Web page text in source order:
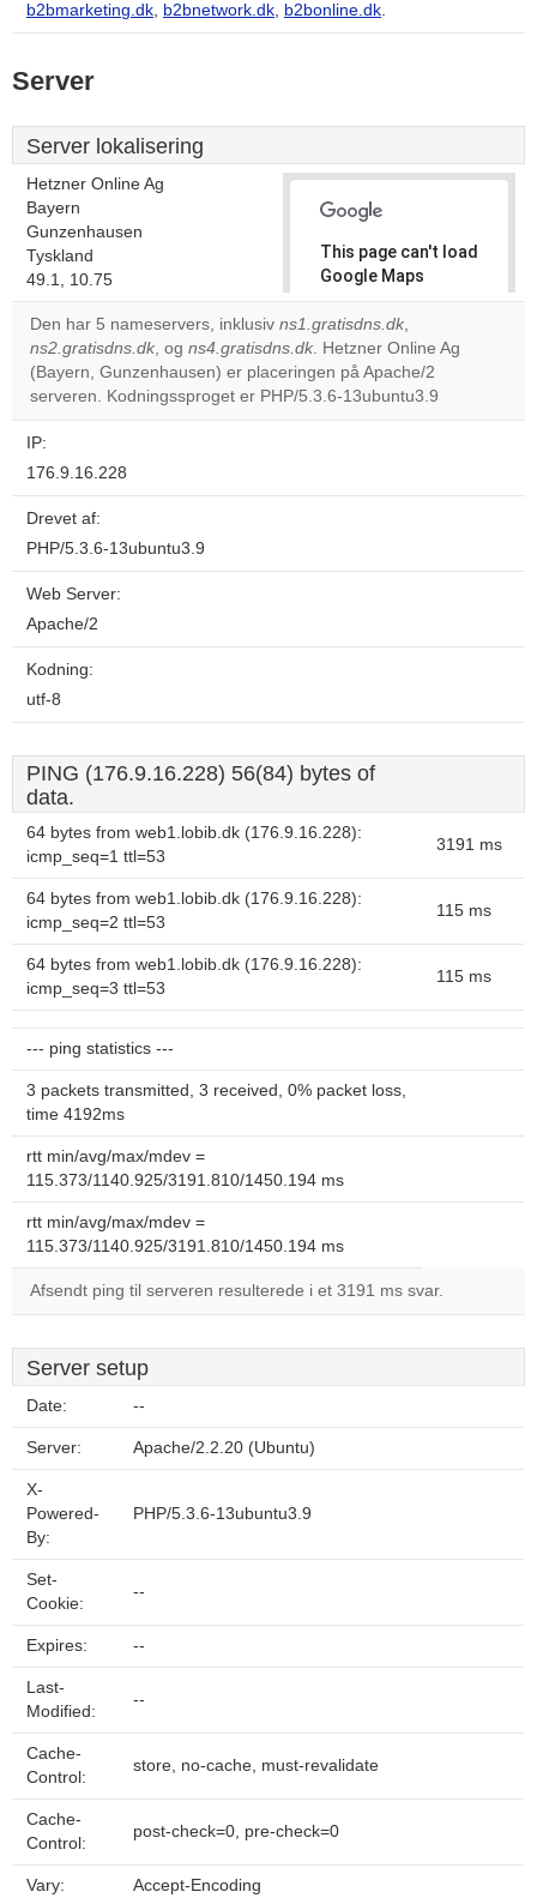
b2bmarketing.dk, b2bnetwork.dk, b2bonline.dk.
Server
Server lokalisering
Hetzner Online Ag
Bayern
Gunzenhausen
Tyskland
49.1, 10.75
This page can't load
Google Maps
correctly.
Do you
own this
website?
Den har 5 nameservers, inklusiv ns1.gratisdns.dk,
ns2.gratisdns.dk, og ns4.gratisdns.dk. Hetzner Online Ag
(Bayern, Gunzenhausen) er placeringen på Apache/2
serveren. Kodningssproget er PHP/5.3.6-13ubuntu3.9
IP:
176.9.16.228
Drevet af:
PHP/5.3.6-13ubuntu3.9
Web Server:
Apache/2
Kodning:
utf-8
PING (176.9.16.228) 56(84) bytes of
data.
64 bytes from web1.lobib.dk (176.9.16.228):
icmp_seq=1 ttl=53
3191 ms
64 bytes from web1.lobib.dk (176.9.16.228):
icmp_seq=2 ttl=53
115 ms
64 bytes from web1.lobib.dk (176.9.16.228):
icmp_seq=3 ttl=53
115 ms
--- ping statistics ---
3 packets transmitted, 3 received, 0% packet loss,
time 4192ms
rtt min/avg/max/mdev =
115.373/1140.925/3191.810/1450.194 ms
rtt min/avg/max/mdev =
115.373/1140.925/3191.810/1450.194 ms
Afsendt ping til serveren resulterede i et 3191 ms svar.
Server setup
Date: --
Server: Apache/2.2.20 (Ubuntu)
X-
Powered-
By:
PHP/5.3.6-13ubuntu3.9
Set-
Cookie:
--
Expires: --
Last-
Modified:
--
Cache-
Control:
store, no-cache, must-revalidate
Cache-
Control:
post-check=0, pre-check=0
Vary: Accept-Encoding